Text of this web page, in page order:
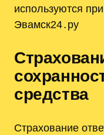
используются
Эвамск24․ру
средства
Страхование